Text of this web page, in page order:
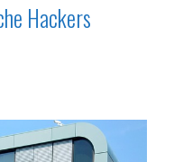
Hackers